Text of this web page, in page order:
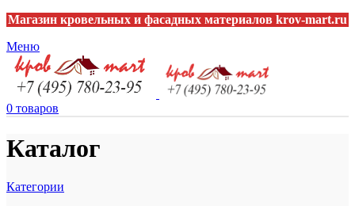
Магазин кровельных и фасадных материалов krov-mart.ru
Меню
0 товаров
Каталог
Категории